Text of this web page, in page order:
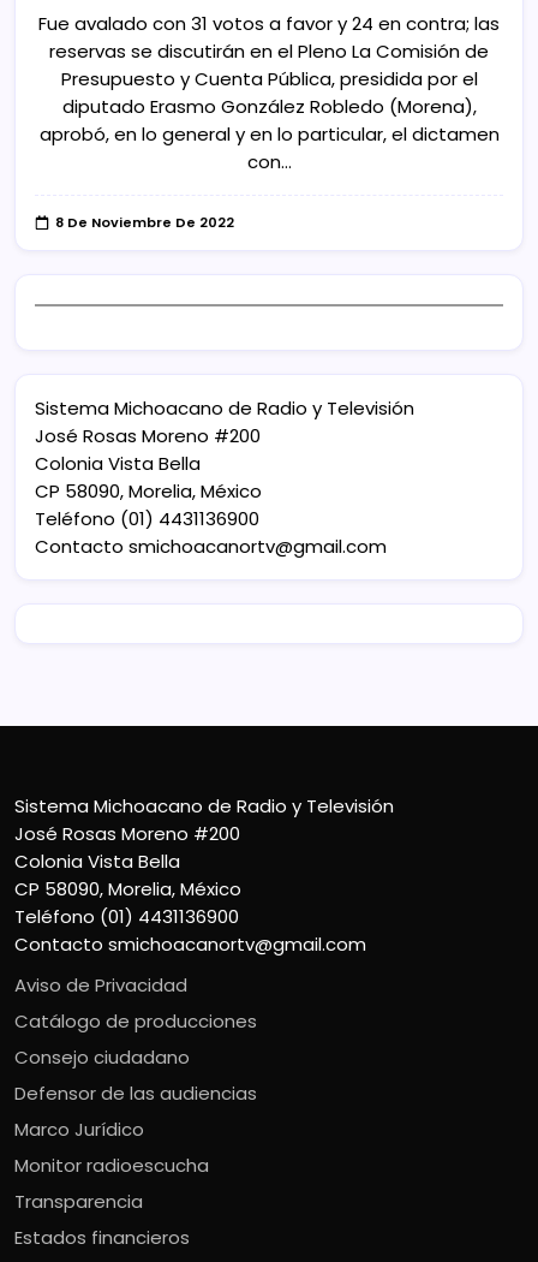
Fue avalado con 31 votos a favor y 24 en contra; las
reservas se discutirán en el Pleno La Comisión de
Presupuesto y Cuenta Pública, presidida por el
diputado Erasmo González Robledo (Morena),
aprobó, en lo general y en lo particular, el dictamen
con…
8 De Noviembre De 2022
Sistema Michoacano de Radio y Televisión
José Rosas Moreno #200
Colonia Vista Bella
CP 58090, Morelia, México
Teléfono (01) 4431136900
Contacto smichoacanortv@gmail.com
Sistema Michoacano de Radio y Televisión
José Rosas Moreno #200
Colonia Vista Bella
CP 58090, Morelia, México
Teléfono (01) 4431136900
Contacto smichoacanortv@gmail.com
Aviso de Privacidad
Catálogo de producciones
Consejo ciudadano
Defensor de las audiencias
Marco Jurídico
Monitor radioescucha
Transparencia
Estados financieros